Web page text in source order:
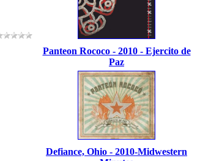
Panteon Rococo - 2010 - Ejercito de
Paz
Defiance, Ohio - 2010-Midwestern